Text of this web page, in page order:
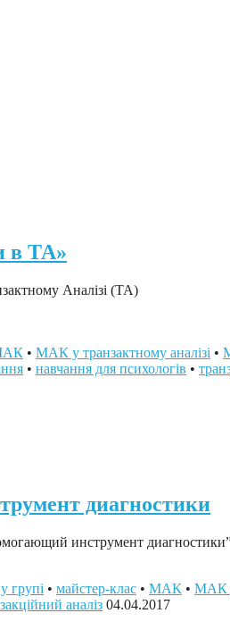
в ТА»
Аналізі (ТА)
• МАК у транзактному аналізі •
• навчання для психологів •
диагностики
инструмент
групі • майстер-клас • МАК • МАК у
аналіз 04.04.2017